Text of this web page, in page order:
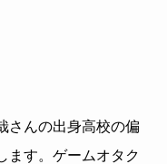
さんの出身高校の偏
ます。ゲームオタク